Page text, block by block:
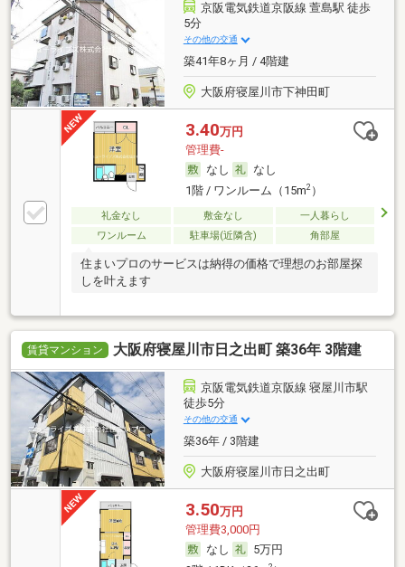
京阪電気鉄道京阪線 萱島駅 徒歩
5分
その他の交通
築41年8ヶ月 / 4階建
大阪府寝屋川市下神田町
3.40万円
管理費-
なし
なし
1階 / ワンルーム（15m2）
礼金なし 敷金なし
一人暮らし
ワンルーム
駐車場(近隣含) 角部屋
住まいプロのサービスは納得の価格で理想のお部屋探
しを叶えます
賃貸マンション 大阪府寝屋川市日之出町 築36年 3階建
京阪電気鉄道京阪線 寝屋川市駅
徒歩5分
その他の交通
築36年 / 3階建
大阪府寝屋川市日之出町
3.50万円
管理費3,000円
なし
5万円